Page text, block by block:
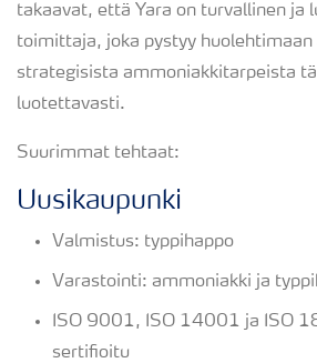
takaavat, että Yara on turvallinen ja
toimittaja, joka pystyy huolehtimaan
strategisista ammoniakkitarpeista
luotettavasti.
Suurimmat tehtaat:
Uusikaupunki
Valmistus: typpihappo
Varastointi: ammoniakki ja
ISO 9001, ISO 14001 ja ISO
sertifioitu